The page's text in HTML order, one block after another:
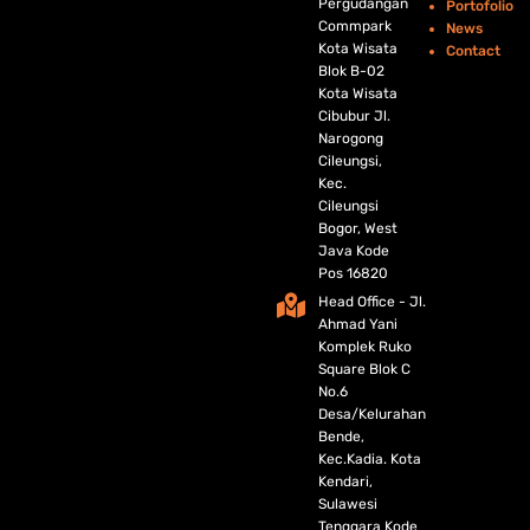
Pergudangan
Commpark
Kota Wisata
Blok B-02
Kota Wisata
Cibubur Jl.
Narogong
Cileungsi,
Kec.
Cileungsi
Bogor, West
Java Kode
Pos 16820
Head Office - Jl.
Ahmad Yani
Komplek Ruko
Square Blok C
No.6
Desa/Kelurahan
Bende,
Kec.Kadia. Kota
Kendari,
Sulawesi
Portofolio
News
Contact